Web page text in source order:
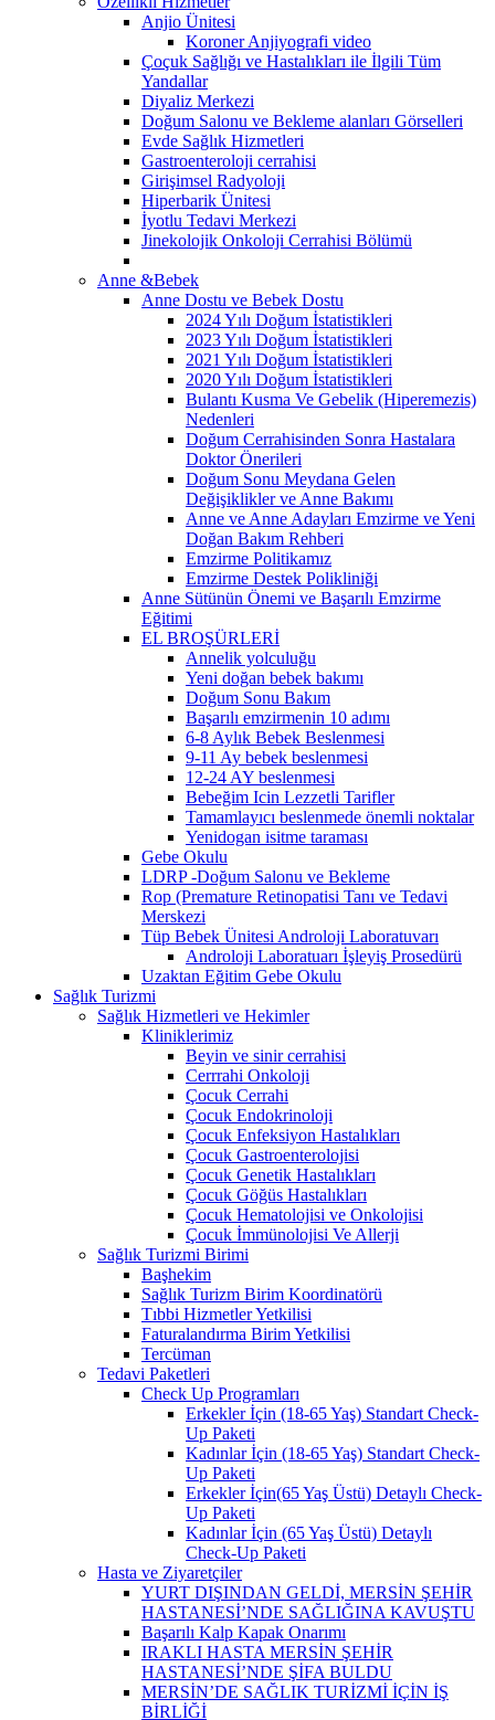
Anjio Ünitesi
Koroner Anjiyografi video
Çoçuk Sağlığı ve Hastalıkları ile İlgili Tüm
Yandallar
Diyaliz Merkezi
Doğum Salonu ve Bekleme alanları Görselleri
Evde Sağlık Hizmetleri
Gastroenteroloji cerrahisi
Girişimsel Radyoloji
Hiperbarik Ünitesi
İyotlu Tedavi Merkezi
Jinekolojik Onkoloji Cerrahisi Bölümü
Anne &Bebek
Anne Dostu ve Bebek Dostu
2024 Yılı Doğum İstatistikleri
2023 Yılı Doğum İstatistikleri
2021 Yılı Doğum İstatistikleri
2020 Yılı Doğum İstatistikleri
Bulantı Kusma Ve Gebelik (Hiperemezis)
Nedenleri
Doğum Cerrahisinden Sonra Hastalara
Doktor Önerileri
Doğum Sonu Meydana Gelen
Değişiklikler ve Anne Bakımı
Anne ve Anne Adayları Emzirme ve Yeni
Doğan Bakım Rehberi
Emzirme Politikamız
Emzirme Destek Polikliniği
Anne Sütünün Önemi ve Başarılı Emzirme
Eğitimi
EL BROŞÜRLERİ
Annelik yolculuğu
Yeni doğan bebek bakımı
Doğum Sonu Bakım
Başarılı emzirmenin 10 adımı
6-8 Aylık Bebek Beslenmesi
9-11 Ay bebek beslenmesi
12-24 AY beslenmesi
Bebeğim Icin Lezzetli Tarifler
Tamamlayıcı beslenmede önemli noktalar
Yenidogan isitme taraması
Gebe Okulu
LDRP -Doğum Salonu ve Bekleme
Rop (Premature Retinopatisi Tanı ve Tedavi
Merskezi
Tüp Bebek Ünitesi Androloji Laboratuvarı
Androloji Laboratuarı İşleyiş Prosedürü
Uzaktan Eğitim Gebe Okulu
Sağlık Turizmi
Sağlık Hizmetleri ve Hekimler
Kliniklerimiz
Beyin ve sinir cerrahisi
Cerrrahi Onkoloji
Çocuk Cerrahi
Çocuk Endokrinoloji
Çocuk Enfeksiyon Hastalıkları
Çocuk Gastroenterolojisi
Çocuk Genetik Hastalıkları
Çocuk Göğüs Hastalıkları
Çocuk Hematolojisi ve Onkolojisi
Çocuk İmmünolojisi Ve Allerji
Sağlık Turizmi Birimi
Başhekim
Sağlık Turizm Birim Koordinatörü
Tıbbi Hizmetler Yetkilisi
Faturalandırma Birim Yetkilisi
Tercüman
Tedavi Paketleri
Check Up Programları
Erkekler İçin (18-65 Yaş) Standart Check-
Up Paketi
Kadınlar İçin (18-65 Yaş) Standart Check-
Up Paketi
Erkekler İçin(65 Yaş Üstü) Detaylı Check-
Up Paketi
Kadınlar İçin (65 Yaş Üstü) Detaylı
Check-Up Paketi
Hasta ve Ziyaretçiler
YURT DIŞINDAN GELDİ, MERSİN ŞEHİR
HASTANESİ’NDE SAĞLIĞINA KAVUŞTU
Başarılı Kalp Kapak Onarımı
IRAKLI HASTA MERSİN ŞEHİR
HASTANESİ’NDE ŞİFA BULDU
MERSİN’DE SAĞLIK TURİZMİ İÇİN İŞ
BİRLİĞİ